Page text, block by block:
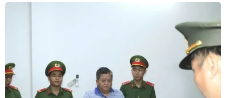
y tâm thần Trung ương cùng 63 bị
can
04/08/2026 09:23